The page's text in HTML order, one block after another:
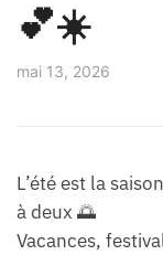
💕☀️
mai 13, 2026
L’été est la
à deux 🌅
Vacances,